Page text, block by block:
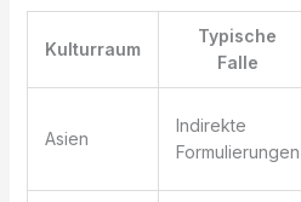
Kulturraum
Typische
Falle
Asien
Indirekte
Formulierungen